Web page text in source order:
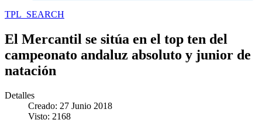
TPL_SEARCH
El Mercantil se sitúa en el top ten del
campeonato andaluz absoluto y junior de
natación
Detalles
Creado: 27 Junio 2018
Visto: 2168